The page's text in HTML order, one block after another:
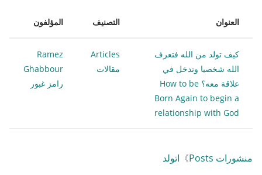
العنوان التصنيف المؤلفون
كيف تولد من الله فتعرف
الله شخصيا وتدخل في
علاقة معه؟ How to be
Born Again to begin a
relationship with God
Articles
مقالات
Ramez
Ghabbour
رامز غبور
منشورات Posts 》 اتولد